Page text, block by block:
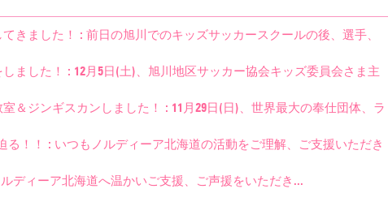
きました！ : 前日の旭川でのキッズサッカースクールの後、選手、
ました！ : 12月5日(土)、旭川地区サッカー協会キッズ委員会さま主
＆ジンギスカンしました！ : 11月29日(日)、世界最大の奉仕団体、ラ
る！！ : いつもノルディーア北海道の活動をご理解、ご支援いただき
ディーア北海道へ温かいご支援、ご声援をいただき...